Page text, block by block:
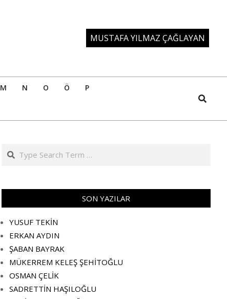
MUSTAFA YILMAZ ÇAĞLAYAN
M N O Ö P
Search
Search
SON YAZILAR
YUSUF TEKİN
ERKAN AYDIN
ŞABAN BAYRAK
MÜKERREM KELEŞ ŞEHİTOĞLU
OSMAN ÇELİK
SADRETTİN HAŞILOĞLU